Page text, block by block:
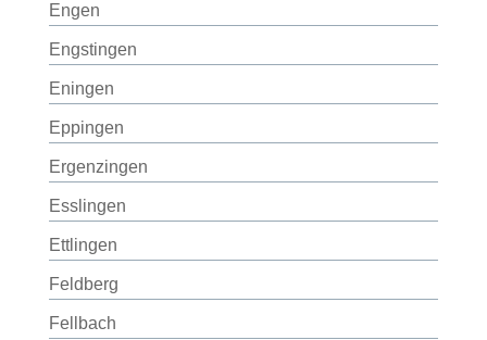
Engen
Engstingen
Eningen
Eppingen
Ergenzingen
Esslingen
Ettlingen
Feldberg
Fellbach